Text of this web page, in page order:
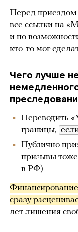
Перед приездом
все ссылки на
и по
кто-то мог
Чего лучше
Переводить
границы,
Публично
призывы
в РФ)
сразу
лет лишения